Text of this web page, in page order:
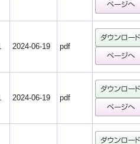
2024-06-19 pdf
2024-06-19 pdf